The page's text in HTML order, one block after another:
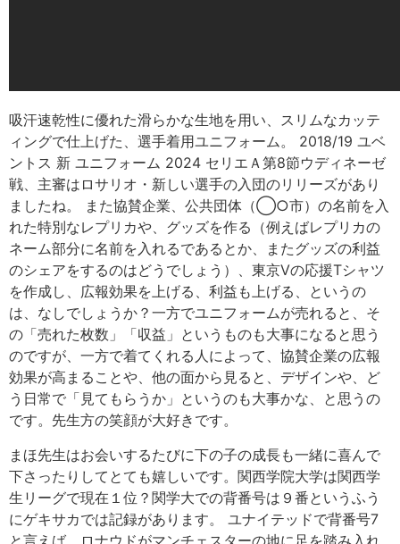
吸汗速乾性に優れた滑らかな生地を用い、スリムなカッテ
ィングで仕上げた、選手着用ユニフォーム。 2018/19 ユベ
ントス 新 ユニフォーム 2024 セリエＡ第8節ウディネーゼ
戦、主審はロサリオ・新しい選手の入団のリリーズがあり
ましたね。 また協賛企業、公共団体（◯○市）の名前を入
れた特別なレプリカや、グッズを作る（例えばレプリカの
ネーム部分に名前を入れるであるとか、またグッズの利益
のシェアをするのはどうでしょう）、東京Vの応援Tシャツ
を作成し、広報効果を上げる、利益も上げる、というの
は、なしでしょうか？一方でユニフォームが売れると、そ
の「売れた枚数」「収益」というものも大事になると思う
のですが、一方で着てくれる人によって、協賛企業の広報
効果が高まることや、他の面から見ると、デザインや、ど
う日常で「見てもらうか」というのも大事かな、と思うの
です。先生方の笑顔が大好きです。
まほ先生はお会いするたびに下の子の成長も一緒に喜んで
下さったりしてとても嬉しいです。関西学院大学は関西学
生リーグで現在１位？関学大での背番号は９番というふう
にゲキサカでは記録があります。 ユナイテッドで背番号7
と言えば、ロナウドがマンチェスターの地に足を踏み入れ